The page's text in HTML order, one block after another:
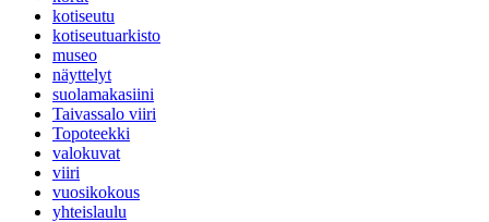
kotiseutu
kotiseutuarkisto
museo
näyttelyt
suolamakasiini
Taivassalo viiri
Topoteekki
valokuvat
viiri
vuosikokous
yhteislaulu